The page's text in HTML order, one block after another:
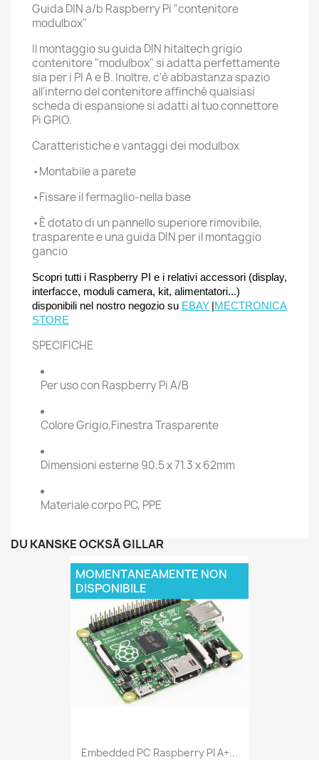
Guida DIN a/b Raspberry Pi "contenitore
modulbox"
Il montaggio su guida DIN hitaltech grigio
contenitore "modulbox" si adatta perfettamente
sia per i PI A e B. Inoltre, c'è abbastanza spazio
all'interno del contenitore affinché qualsiasi
scheda di espansione si adatti al tuo connettore
Pi GPIO.
Caratteristiche e vantaggi dei modulbox
•Montabile a parete
•Fissare il fermaglio-nella base
•È dotato di un pannello superiore rimovibile,
trasparente e una guida DIN per il montaggio
gancio
Scopri tutti i Raspberry PI e i relativi accessori (display,
interfacce, moduli camera, kit, alimentatori...)
disponibili nel nostro negozio su EBAY |MECTRONICA
STORE
SPECIFICHE
Per uso con Raspberry Pi A/B
Colore Grigio,Finestra Trasparente
Dimensioni esterne 90.5 x 71.3 x 62mm
Materiale corpo PC, PPE
DU KANSKE OCKSÅ GILLAR
Embedded PC Raspberry PI A+...
MOMENTANEAMENTE NON
DISPONIBILE